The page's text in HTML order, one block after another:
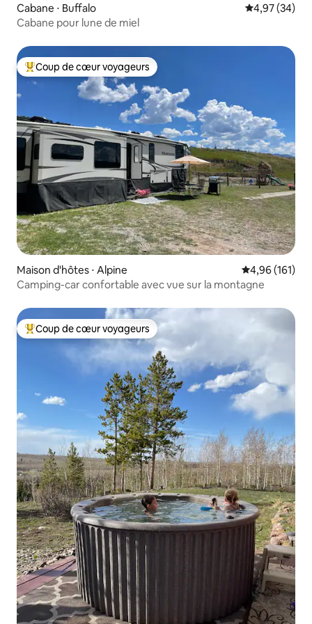
Cabane ⋅ Buffalo Évaluation
4,97 (34)
Cabane pour lune de miel
Coups de cœur voyageurs les plus appréciés
Coup de cœur voyageurs
Maison d'hôtes ⋅ Alpine Évaluation
4,96 (161)
Camping-car confortable avec vue sur la montagne
Coups de cœur voyageurs les plus appréciés
Coup de cœur voyageurs